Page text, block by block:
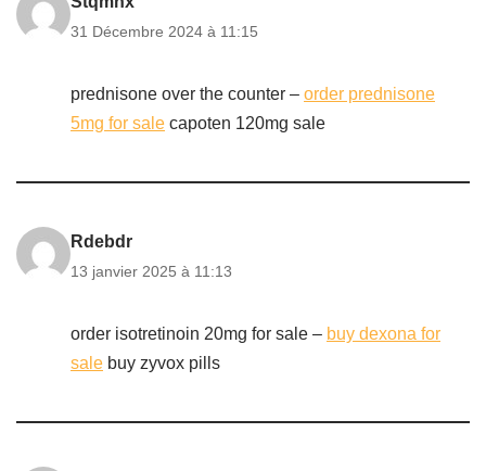
31 Décembre 2024 à 11:15
prednisone over the counter – order prednisone
5mg for sale capoten 120mg sale
Rdebdr
13 janvier 2025 à 11:13
order isotretinoin 20mg for sale – buy dexona for
sale buy zyvox pills